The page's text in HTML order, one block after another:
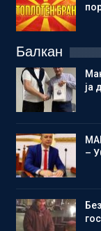
Балкан
ја
–